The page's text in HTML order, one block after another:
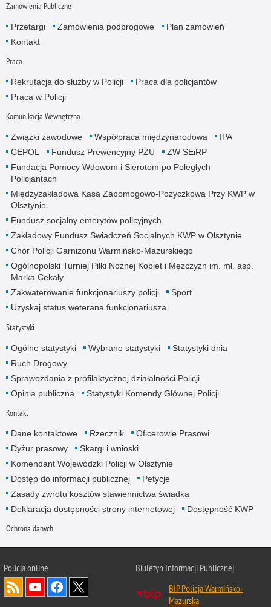
Zamówienia Publiczne
Przetargi Zamówienia podprogowe
Plan zamówień
Kontakt
Praca
Rekrutacja do służby w Policji
Praca dla policjantów
Praca w Policji
Komunikacja Wewnętrzna
Związki zawodowe Współpraca międzynarodowa
IPA
CEPOL
Fundusz Prewencyjny PZU
ZW SEiRP
Fundacja Pomocy Wdowom i Sierotom po Poległych
Policjantach
Międzyzakładowa Kasa Zapomogowo-Pożyczkowa Przy KWP w
Olsztynie
Fundusz socjalny emerytów policyjnych
Zakładowy Fundusz Świadczeń Socjalnych KWP w Olsztynie
Chór Policji Garnizonu Warmińsko-Mazurskiego
Ogólnopolski Turniej Piłki Nożnej Kobiet i Mężczyzn im. mł. asp.
Marka Cekały
Zakwaterowanie funkcjonariuszy policji
Sport
Uzyskaj status weterana funkcjonariusza
Statystyki
Ogólne statystyki Wybrane statystyki
Statystyki dnia
Ruch Drogowy
Sprawozdania z profilaktycznej działalności Policji
Opinia publiczna
Statystyki Komendy Głównej Policji
Kontakt
Dane kontaktowe Rzecznik
Oficerowie Prasowi
Dyżur prasowy
Skargi i wnioski
Komendant Wojewódzki Policji w Olsztynie
Dostęp do informacji publicznej
Petycje
Zasady zwrotu kosztów stawiennictwa świadka
Deklaracja dostępności strony internetowej
Dostępność KWP
Ochrona danych
Policja online
Biuletyn Informacji Publicznej
BIP Policja Warmińsko-
Mazurska